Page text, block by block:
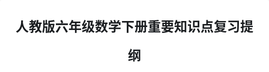
人教版六年级数学下册重要知识点复习提
纲